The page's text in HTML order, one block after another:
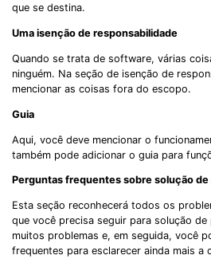
que se destina.
Uma isenção de responsabilidade
Quando se trata de software, várias
ninguém. Na seção de isenção de
mencionar as coisas fora do escopo.
Guia
Aqui, você deve mencionar o
também pode adicionar o guia para
Perguntas frequentes sobre solução de
Esta seção reconhecerá todos os
que você precisa seguir para solução
muitos problemas e, em seguida, você
frequentes para esclarecer ainda mais a